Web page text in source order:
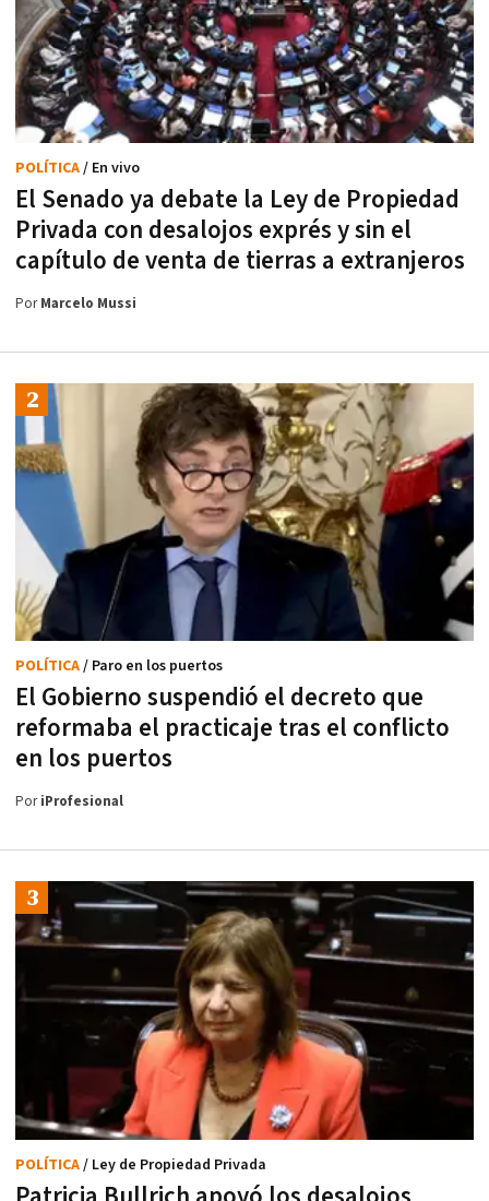
El Senado ya debate la Ley de Propiedad
Privada con desalojos exprés y sin el
capítulo de venta de tierras a extranjeros
POLÍTICA/ En vivo
PorMarcelo Mussi
El Gobierno suspendió el decreto que
reformaba el practicaje tras el conflicto
en los puertos
POLÍTICA/ Paro en los puertos
PoriProfesional
POLÍTICA/ Ley de Propiedad Privada